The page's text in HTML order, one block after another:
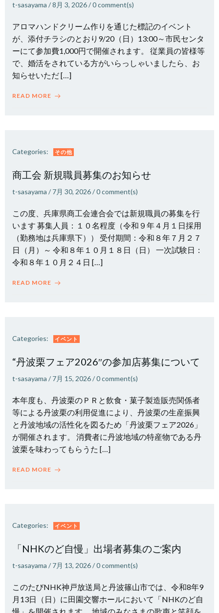
t-sasayama /8月 3, 2026/0comment(s)
アロマハンドクリーム作りを通じた標記のイベント
が、添付チラシのとおり9/20（日）13:00～市民センタ
ーにて参加費1,000円で開催されます。 従業員の皆様等
で、婚活をされている方がいらっしゃいましたら、お
知らせいただ […]
READ MORE
Categories: その他
商工会 新規職員募集のお知らせ
t-sasayama / 7月 30, 2026/0comment(s)
この度、兵庫県商工会連合会では新規職員の募集を行
います 募集人員：１０名程度（令和９年４月１日採用
（勤務地は兵庫県下）） 受付期間：令和８年７月２７
日（月）～ 令和８年１０月１８日（日） 一次試験日：
令和８年１０月２４日 […]
READ MORE
Categories: イベント
“丹波栗フェア2026″の参加店募集について
t-sasayama / 7月 15, 2026/0comment(s)
本年度も、丹波栗のＰＲと飲食・菓子製造販売関係者
等による丹波栗の利用促進により、丹波栗の生産振興
と丹波地域の活性化を図るため「丹波栗フェア2026」
が開催されます。 消費者に丹波地域の特産物である丹
波栗を味わってもらうた […]
READ MORE
Categories: イベント
「NHKのど自慢」出場者募集のご案内
t-sasayama / 7月 13, 2026/0comment(s)
このたびNHK神戸放送局と丹波篠山市では、令和8年9
月13日（日）に田園交響ホールにおいて「NHKのど自